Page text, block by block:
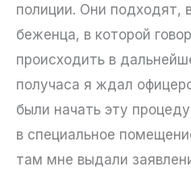
полиции. Они подходят,
беженца, в которой
происходить в
получаса я ждал
были начать эту
в специальное
там мне выдали